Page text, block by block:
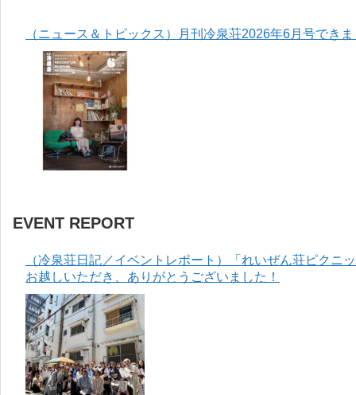
（ニュース＆トピックス）月刊冷泉荘2026年6月号でき
EVENT REPORT
（冷泉荘日記／イベントレポート）「れいぜん荘ピクニ
お越しいただき、ありがとうございました！